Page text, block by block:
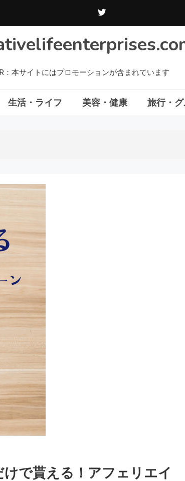
：本サイトにはプロモーションが含まれています
生活・ライフ 美容・健康 旅行・グ
けで貰える！アフェリエイ